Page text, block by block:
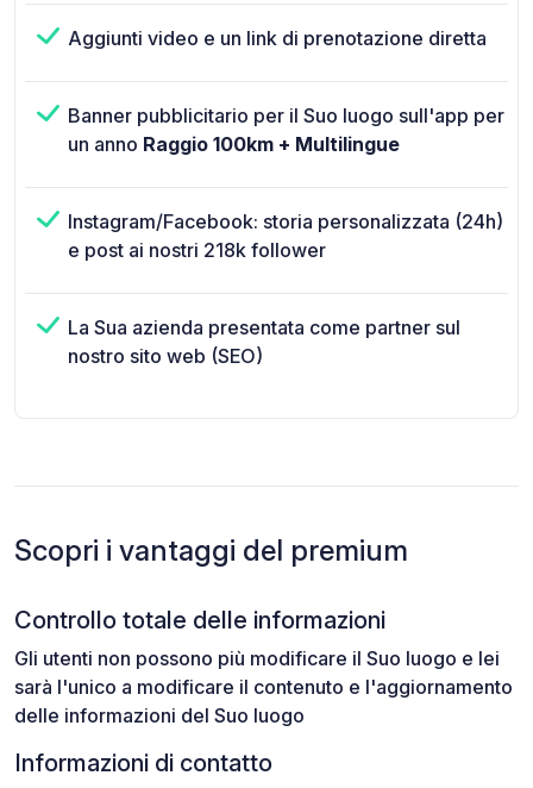
Aggiunti video e un link di prenotazione diretta
Banner pubblicitario per il Suo luogo sull'app per
un anno Raggio 100km + Multilingue
Instagram/Facebook: storia personalizzata (24h)
e post ai nostri 218k follower
La Sua azienda presentata come partner sul
nostro sito web (SEO)
Scopri i vantaggi del premium
Controllo totale delle informazioni
Gli utenti non possono più modificare il Suo luogo e lei
sarà l'unico a modificare il contenuto e l'aggiornamento
delle informazioni del Suo luogo
Informazioni di contatto